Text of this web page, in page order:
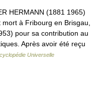
HERMANN (1881 1965)
à Fribourg en Brisgau,
pour sa contribution au
Après avoir été reçu
Universelle